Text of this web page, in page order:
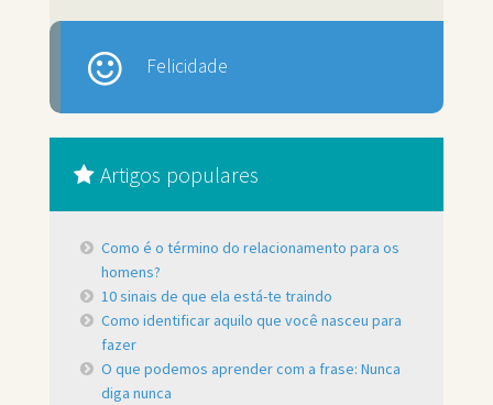
Felicidade
Artigos populares
Como é o término do relacionamento para os
homens?
10 sinais de que ela está-te traindo
Como identificar aquilo que você nasceu para
fazer
O que podemos aprender com a frase: Nunca
diga nunca